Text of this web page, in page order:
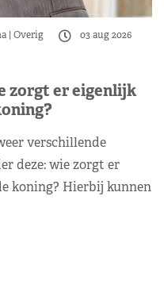
Overig
03 aug 2026
zorgt er eigenlijk
verschillende
deze: wie zorgt er
koning? Hierbij kunnen